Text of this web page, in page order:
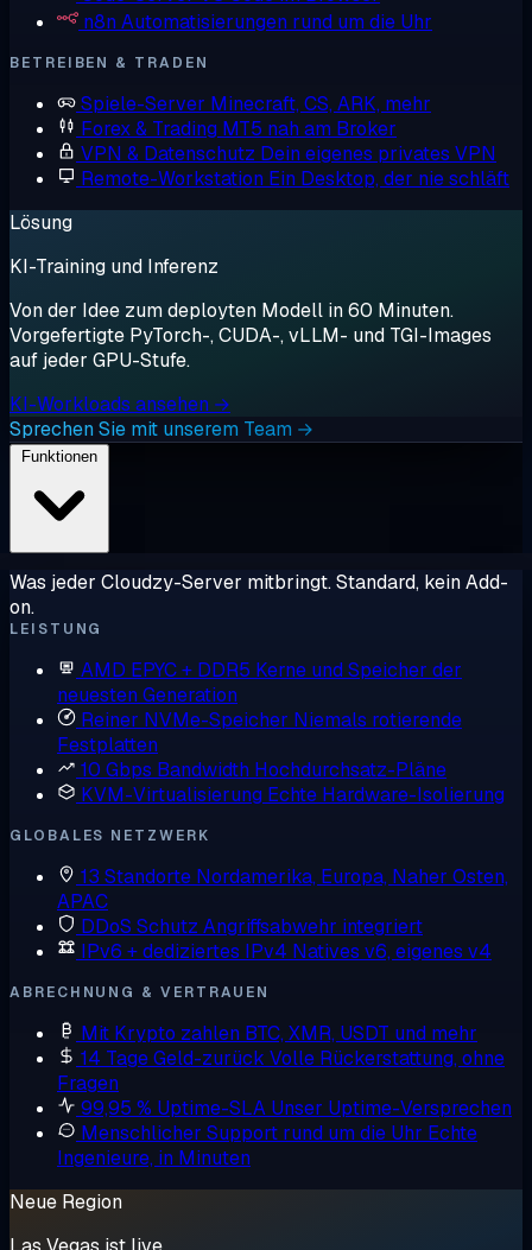
n8n Automatisierungen rund um die Uhr
BETREIBEN & TRADEN
Spiele-Server Minecraft, CS, ARK, mehr
Forex & Trading MT5 nah am Broker
VPN & Datenschutz Dein eigenes privates VPN
Remote-Workstation Ein Desktop, der nie schläft
Lösung
KI-Training und Inferenz
Von der Idee zum deployten Modell in 60 Minuten.
Vorgefertigte PyTorch-, CUDA-, vLLM- und TGI-Images
auf jeder GPU-Stufe.
KI-Workloads ansehen →
Sprechen Sie mit unserem Team →
Was jeder Cloudzy-Server mitbringt. Standard, kein Add-
on.
LEISTUNG
AMD EPYC + DDR5 Kerne und Speicher der
neuesten Generation
Reiner NVMe-Speicher Niemals rotierende
Festplatten
10 Gbps Bandwidth Hochdurchsatz-Pläne
KVM-Virtualisierung Echte Hardware-Isolierung
GLOBALES NETZWERK
13 Standorte Nordamerika, Europa, Naher Osten,
APAC
DDoS Schutz Angriffsabwehr integriert
IPv6 + dediziertes IPv4 Natives v6, eigenes v4
ABRECHNUNG & VERTRAUEN
Mit Krypto zahlen BTC, XMR, USDT und mehr
14 Tage Geld-zurück Volle Rückerstattung, ohne
Fragen
99,95 % Uptime-SLA Unser Uptime-Versprechen
Menschlicher Support rund um die Uhr Echte
Ingenieure, in Minuten
Neue Region